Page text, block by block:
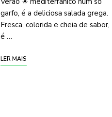
garfo, é a deliciosa salada grega.
Fresca, colorida e cheia de sabor,
é …
LER MAIS